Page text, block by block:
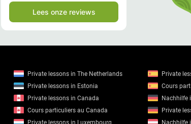
Lees onze reviews
Private lessons in The Netherlands
Private lessons in Estonia
Private lessons in Canada
Cours particuliers au Canada
Private lessons in Luxembourg
Private
Cours
Nachhilfe
Private
Nachhilfe